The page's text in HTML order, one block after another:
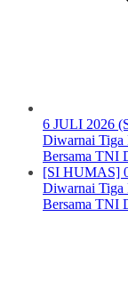
6 JULI 2026
Diwarnai Tiga
Bersama TNI
[SI HUMAS]
Diwarnai Tiga
Bersama TNI